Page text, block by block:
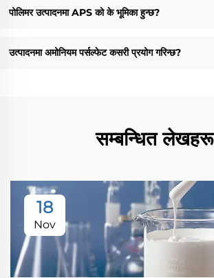
पोलिमर उत्पादनमा APS को के भूमिका हुन्छ?
उत्पादनमा अमोनियम पर्सल्फेट कसरी प्रयोग गरिन्छ?
सम्बन्धित लेखहरू
18
Nov